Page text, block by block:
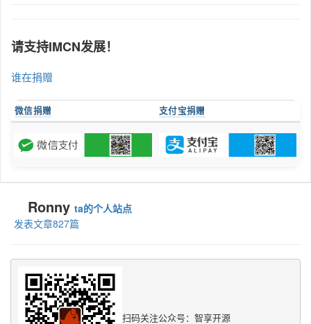
请支持IMCN发展！
谁在捐赠
微信捐赠 支付宝捐赠
Ronny ta的个人站点
发表文章827篇
扫码关注公众号：智享开源